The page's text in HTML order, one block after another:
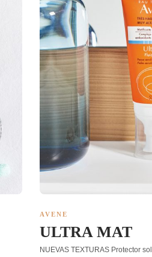
AVENE
ULTRA MAT
NUEVAS TEXTURAS Protector